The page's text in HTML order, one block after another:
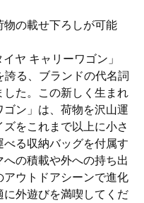
の載せ下ろしが可能
ヤ キャリーワゴン」
る、ブランドの代名詞
た。この新しく生まれ
ン」は、荷物を沢山運
をこれまで以上に小さ
る収納バッグを付属す
の積載や外への持ち出
ウトドアシーンで進化
外遊びを満喫してくだ